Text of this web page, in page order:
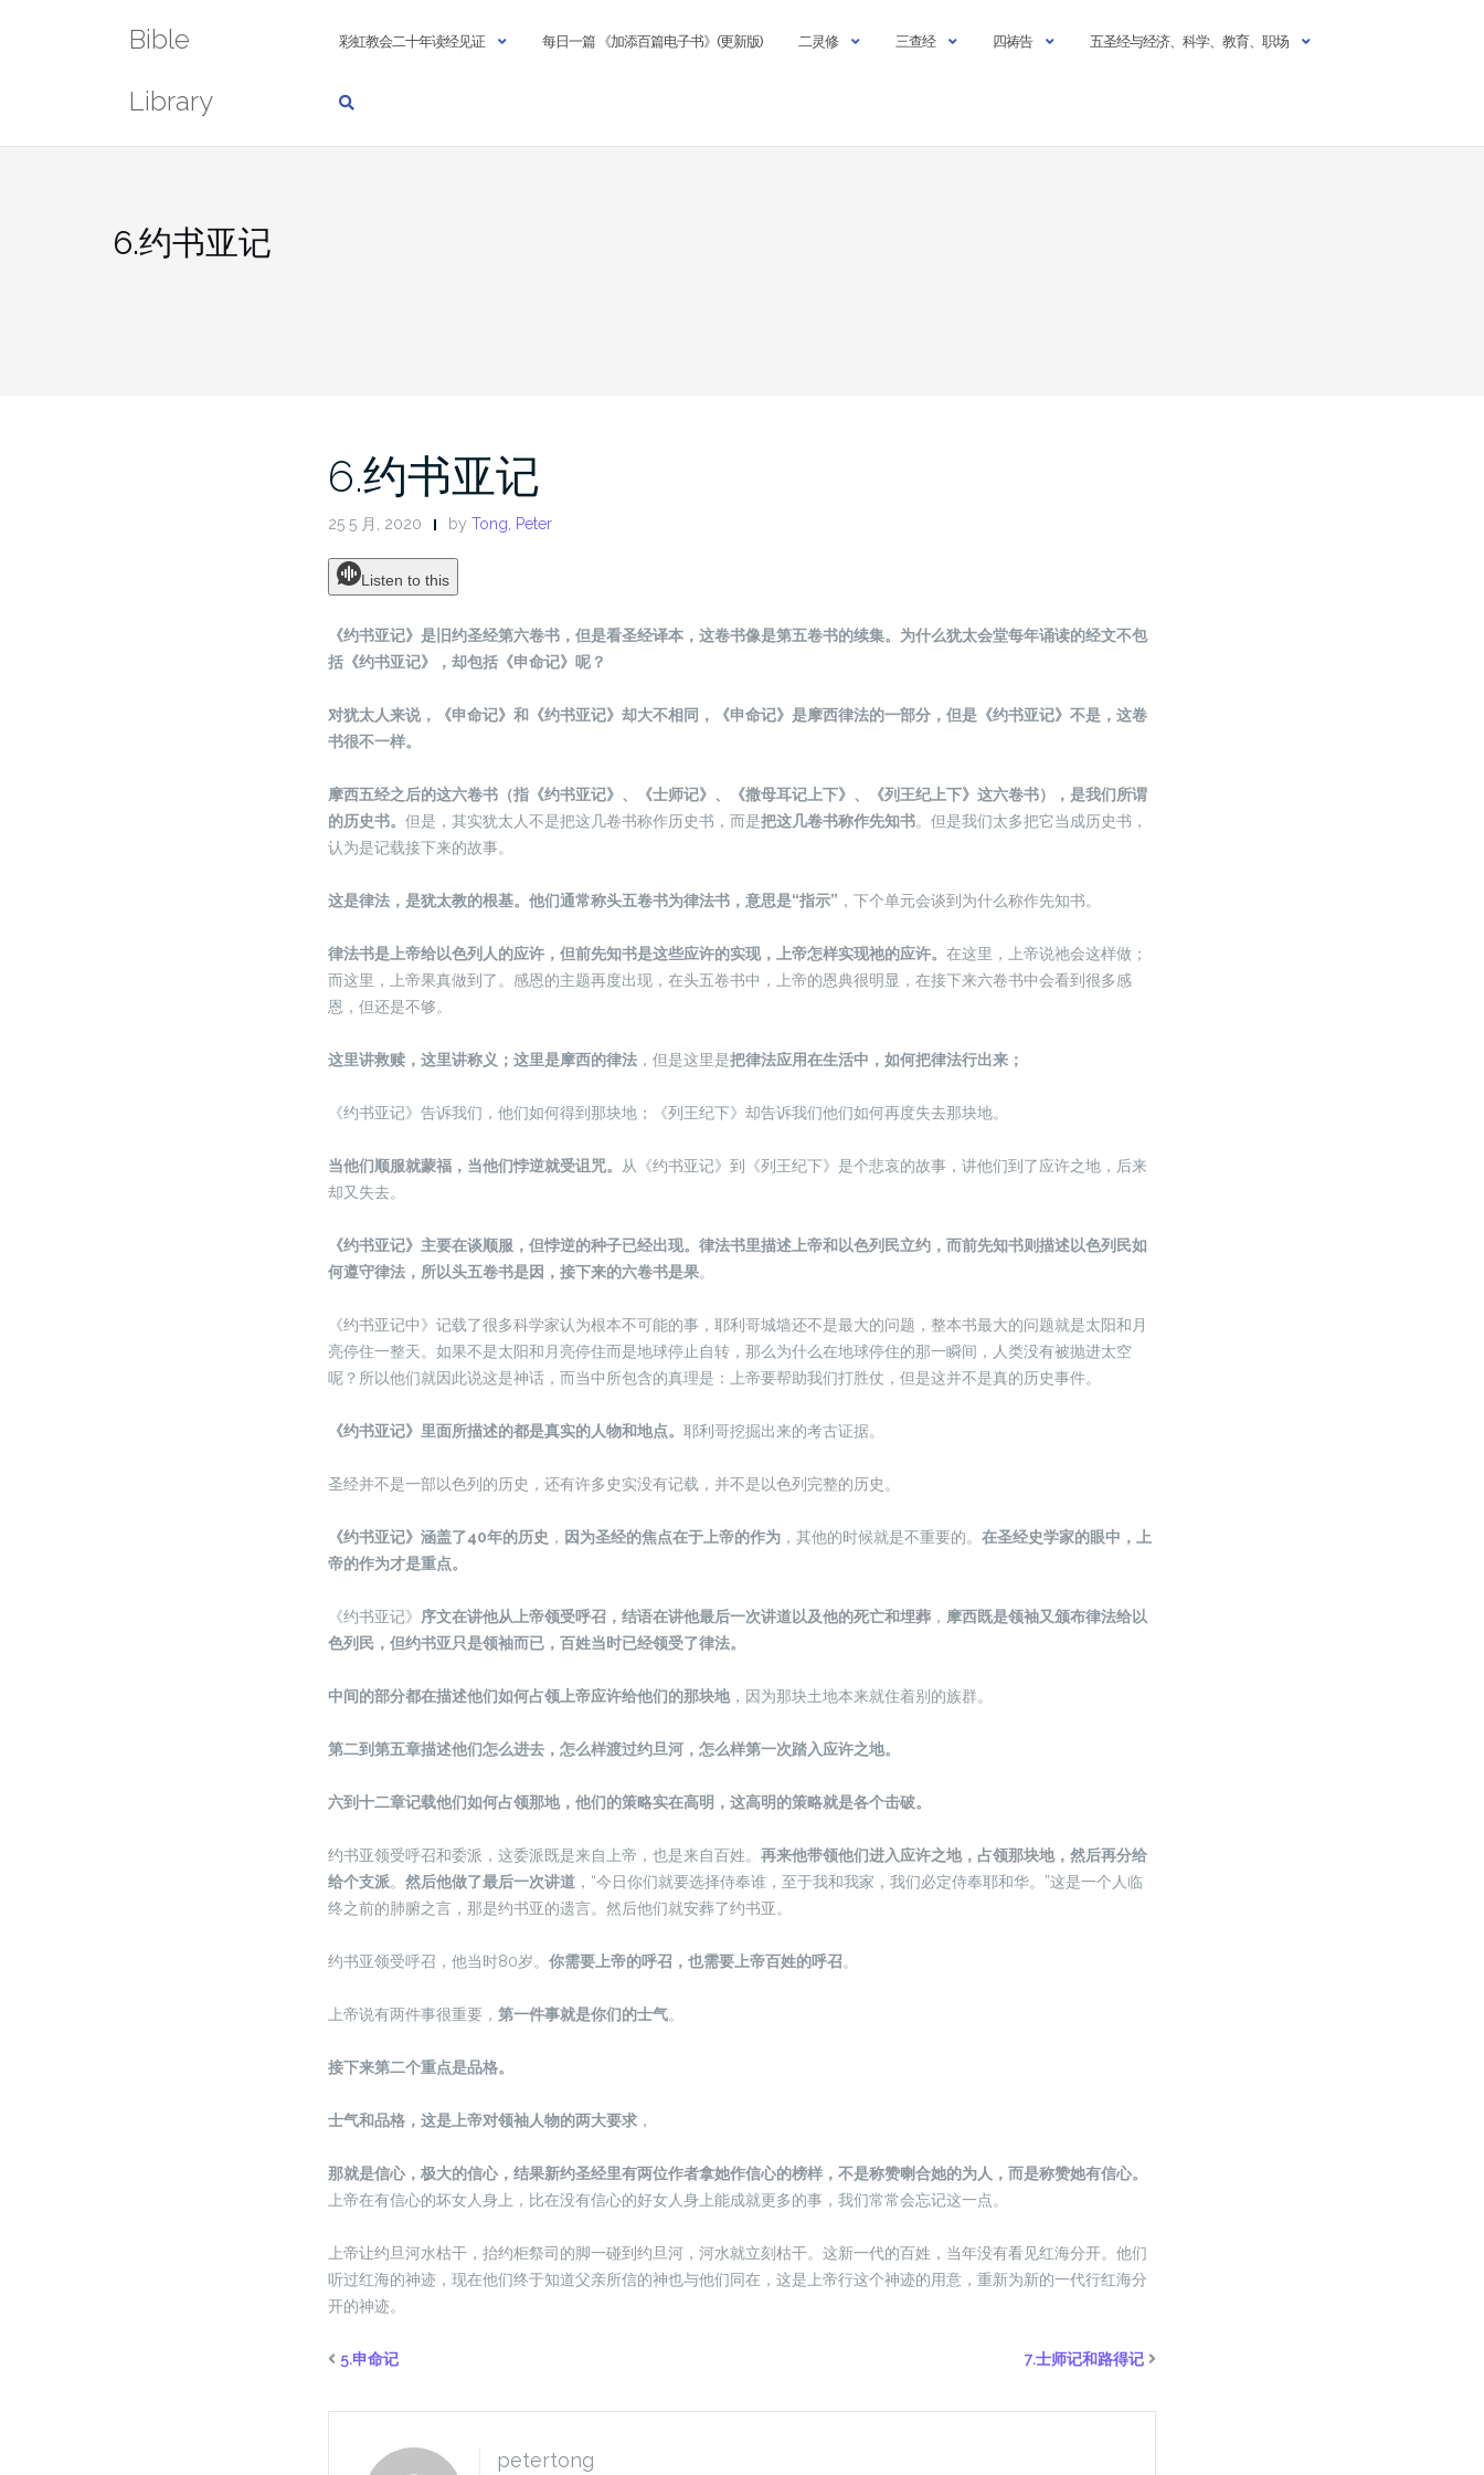
Bible
Library
彩虹教会二十年读经见证 每日一篇 《加添百篇电子书》(更新版) 二灵修 三查经 四祷告 五圣经与经济、科学、教育、职场
6.约书亚记
6.约书亚记
25 5 月, 2020 by Tong, Peter
Listen to this
《约书亚记》是旧约圣经第六卷书，但是看圣经译本，这卷书像是第五卷书的续集。为什么犹太会堂每年诵读的经文不包
括《约书亚记》，却包括《申命记》呢？
对犹太人来说，《申命记》和《约书亚记》却大不相同，《申命记》是摩西律法的一部分，但是《约书亚记》不是，这卷
书很不一样。
摩西五经之后的这六卷书（指《约书亚记》、《士师记》、《撒母耳记上下》、《列王纪上下》这六卷书），是我们所谓
的历史书。 但是，其实犹太人不是把这几卷书称作历史书，而是把这几卷书称作先知书。但是我们太多把它当成历史书，
认为是记载接下来的故事。
这是律法，是犹太教的根基。他们通常称头五卷书为律法书，意思是“指示” ，下个单元会谈到为什么称作先知书。
律法书是上帝给以色列人的应许，但前先知书是这些应许的实现，上帝怎样实现祂的应许。 在这里，上帝说祂会这样做；
而这里，上帝果真做到了。感恩的主题再度出现，在头五卷书中，上帝的恩典很明显，在接下来六卷书中会看到很多感
恩，但还是不够。
这里讲救赎，这里讲称义；这里是摩西的律法 ，但是这里是把律法应用在生活中，如何把律法行出来；
《约书亚记》告诉我们，他们如何得到那块地；《列王纪下》却告诉我们他们如何再度失去那块地。
当他们顺服就蒙福，当他们悖逆就受诅咒。
从《约书亚记》到《列王纪下》是个悲哀的故事，讲他们到了应许之地，后来
却又失去。
《约书亚记》主要在谈顺服，但悖逆的种子已经出现。律法书里描述上帝和以色列民立约，而前先知书则描述以色列民如
何遵守律法，所以头五卷书是因，接下来的六卷书是果。
《约书亚记中》记载了很多科学家认为根本不可能的事，耶利哥城墙还不是最大的问题，整本书最大的问题就是太阳和月
亮停住一整天。如果不是太阳和月亮停住而是地球停止自转，那么为什么在地球停住的那一瞬间，人类没有被抛进太空
呢？所以他们就因此说这是神话，而当中所包含的真理是：上帝要帮助我们打胜仗，但是这并不是真的历史事件。
《约书亚记》里面所描述的都是真实的人物和地点。 耶利哥挖掘出来的考古证据。
圣经并不是一部以色列的历史，还有许多史实没有记载，并不是以色列完整的历史。
《约书亚记》涵盖了40年的历史 ， 因为圣经的焦点在于上帝的作为 ，其他的时候就是不重要的。 在圣经史学家的眼中，上
帝的作为才是重点。
《约书亚记》 序文在讲他从上帝领受呼召，结语在讲他最后一次讲道以及他的死亡和埋葬 ， 摩西既是领袖又颁布律法给以
色列民，但约书亚只是领袖而已，百姓当时已经领受了律法。
中间的部分都在描述他们如何占领上帝应许给他们的那块地，因为那块土地本来就住着别的族群。
第二到第五章描述他们怎么进去，怎么样渡过约旦河，怎么样第一次踏入应许之地。
六到十二章记载他们如何占领那地，他们的策略实在高明，这高明的策略就是各个击破。
约书亚领受呼召和委派，这委派既是来自上帝，也是来自百姓。 再来他带领他们进入应许之地，占领那块地，然后再分给
给个支派。 然后他做了最后一次讲道 ，“今日你们就要选择侍奉谁，至于我和我家，我们必定侍奉耶和华。”这是一个人临
终之前的肺腑之言，那是约书亚的遗言。然后他们就安葬了约书亚。
约书亚领受呼召，他当时80岁。 你需要上帝的呼召，也需要上帝百姓的呼召。
上帝说有两件事很重要， 第一件事就是你们的士气。
接下来第二个重点是品格。
士气和品格，这是上帝对领袖人物的两大要求 ，
那就是信心，极大的信心，结果新约圣经里有两位作者拿她作信心的榜样，不是称赞喇合她的为人，而是称赞她有信心。
上帝在有信心的坏女人身上，比在没有信心的好女人身上能成就更多的事，我们常常会忘记这一点。
上帝让约旦河水枯干，抬约柜祭司的脚一碰到约旦河，河水就立刻枯干。这新一代的百姓，当年没有看见红海分开。他们
听过红海的神迹，现在他们终于知道父亲所信的神也与他们同在，这是上帝行这个神迹的用意，重新为新的一代行红海分
开的神迹。
5.申命记 7.士师记和路得记
petertong